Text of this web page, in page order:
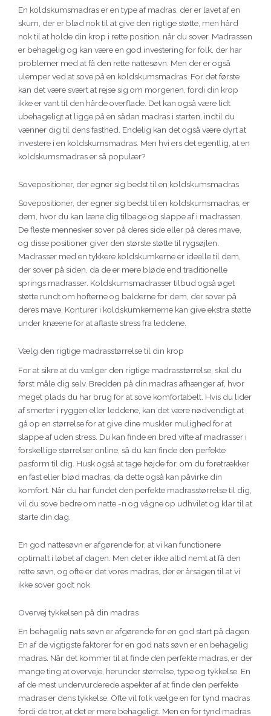
En koldskumsmadras er en type af madras, der er lavet af en
skum, der er blød nok til at give den rigtige støtte, men hård
nok til at holde din krop i rette position, når du sover. Madrassen
er behagelig og kan være en god investering for folk, der har
problemer med at få den rette nattesøvn. Men der er også
ulemper ved at sove på en koldskumsmadras. For det første
kan det være svært at rejse sig om morgenen, fordi din krop
ikke er vant til den hårde overflade. Det kan også være lidt
ubehageligt at ligge på en sådan madras i starten, indtil du
vænner dig til dens fasthed. Endelig kan det også være dyrt at
investere i en koldskumsmadras. Men hvi ers det egentlig, at en
koldskumsmadras er så populær?
Sovepositioner, der egner sig bedst til en koldskumsmadras
Sovepositioner, der egner sig bedst til en koldskumsmadras, er
dem, hvor du kan læne dig tilbage og slappe af i madrassen.
De fleste mennesker sover på deres side eller på deres mave,
og disse positioner giver den største støtte til rygsøjlen.
Madrasser med en tykkere koldskumkerne er ideelle til dem,
der sover på siden, da de er mere bløde end traditionelle
springs madrasser. Koldskumsmadrasser tilbud også øget
støtte rundt om hofterne og balderne for dem, der sover på
deres mave. Konturer i koldskumkernerne kan give ekstra støtte
under knæene for at aflaste stress fra leddene.
Vælg den rigtige madrasstørrelse til din krop
For at sikre at du vælger den rigtige madrasstørrelse, skal du
først måle dig selv. Bredden på din madras afhænger af, hvor
meget plads du har brug for at sove komfortabelt. Hvis du lider
af smerter i ryggen eller leddene, kan det være nødvendigt at
gå op en størrelse for at give dine muskler mulighed for at
slappe af uden stress. Du kan finde en bred vifte af madrasser i
forskellige størrelser online, så du kan finde den perfekte
pasform til dig. Husk også at tage højde for, om du foretrækker
en fast eller blød madras, da dette også kan påvirke din
komfort. Når du har fundet den perfekte madrasstørrelse til dig,
vil du sove bedre om natte -n og vågne op udhvilet og klar til at
starte din dag.
En god nattesøvn er afgørende for, at vi kan functionere
optimalt i løbet af dagen. Men det er ikke altid nemt at få den
rette søvn, og ofte er det vores madras, der er årsagen til at vi
ikke sover godt nok.
Overvej tykkelsen på din madras
En behagelig nats søvn er afgørende for en god start på dagen.
En af de vigtigste faktorer for en god nats søvn er en behagelig
madras. Når det kommer til at finde den perfekte madras, er der
mange ting at overveje, herunder størrelse, type og tykkelse. En
af de mest undervurderede aspekter af at finde den perfekte
madras er dens tykkelse. Ofte vil folk vælge en for tynd madras
fordi de tror, ​​at det er mere behageligt. Men en for tynd madras